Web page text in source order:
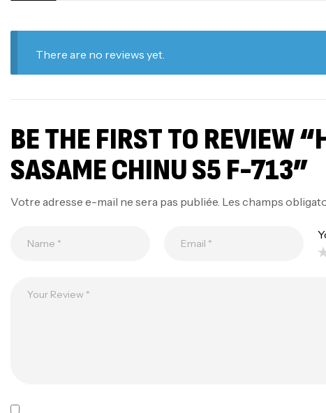
There are no reviews yet.
BE THE FIRST TO REVIEW
SASAME CHINU S5 F-713”
Votre adresse e-mail ne sera pas publiée. Les champs